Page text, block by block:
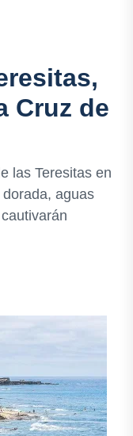
Cruz de
las Teresitas en
aguas